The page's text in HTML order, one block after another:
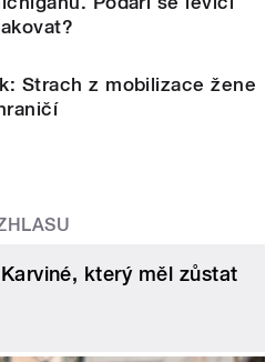
Strach z mobilizace žene
který měl zůstat